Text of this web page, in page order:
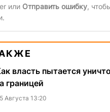
или Отправить ошибку,
власть пытается
границей
Августа 13:20